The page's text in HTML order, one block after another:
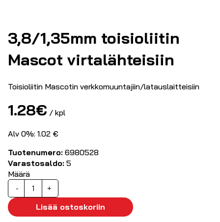
3,8/1,35mm toisioliitin
Mascot virtalähteisiin
Toisioliitin Mascotin verkkomuuntajiin/latauslaitteisiin
1.28€ / kpl
Alv 0%: 1.02 €
Tuotenumero: 6980528
Varastosaldo: 5
Määrä
-
3,8/1,35mm
toisioliitin
Mascot
virtalähteisiin
+
Lisää ostoskoriin